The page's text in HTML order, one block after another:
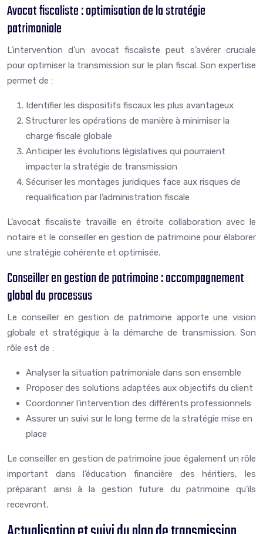
Avocat fiscaliste : optimisation de la stratégie
patrimoniale
L’intervention d’un avocat fiscaliste peut s’avérer cruciale
pour optimiser la transmission sur le plan fiscal. Son expertise
permet de :
Identifier les dispositifs fiscaux les plus avantageux
Structurer les opérations de manière à minimiser la
charge fiscale globale
Anticiper les évolutions législatives qui pourraient
impacter la stratégie de transmission
Sécuriser les montages juridiques face aux risques de
requalification par l’administration fiscale
L’avocat fiscaliste travaille en étroite collaboration avec le
notaire et le conseiller en gestion de patrimoine pour élaborer
une stratégie cohérente et optimisée.
Conseiller en gestion de patrimoine : accompagnement
global du processus
Le conseiller en gestion de patrimoine apporte une vision
globale et stratégique à la démarche de transmission. Son
rôle est de :
Analyser la situation patrimoniale dans son ensemble
Proposer des solutions adaptées aux objectifs du client
Coordonner l’intervention des différents professionnels
Assurer un suivi sur le long terme de la stratégie mise en
place
Le conseiller en gestion de patrimoine joue également un rôle
important dans l’éducation financière des héritiers, les
préparant ainsi à la gestion future du patrimoine qu’ils
recevront.